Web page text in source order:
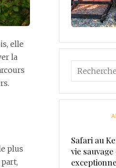
elle
la
plus
Safari au
vie